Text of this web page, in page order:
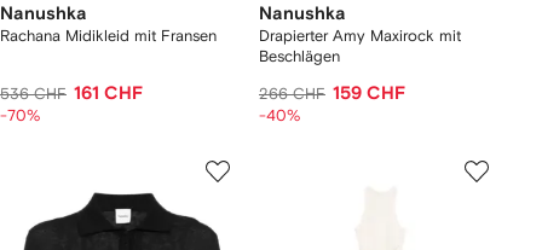
Nanushka
Rachana Midikleid mit Fransen
536 CHF 161 CHF
-70%
Nanushka
Drapierter Amy Maxirock mit
Beschlägen
266 CHF 159 CHF
-40%